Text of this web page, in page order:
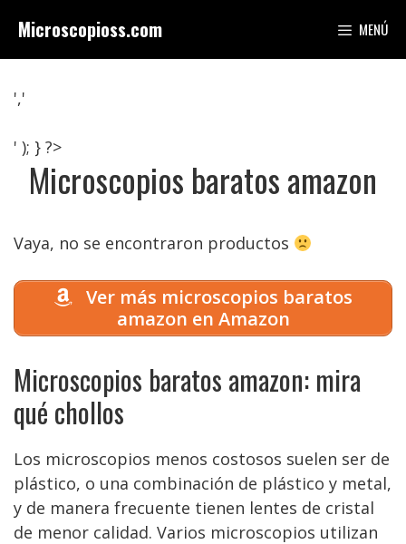
contenido
Microscopioss.com MENÚ
','
' ); } ?>
Microscopios baratos amazon
Vaya, no se encontraron productos
Ver más microscopios baratos
amazon en Amazon
Microscopios baratos amazon: mira
qué chollos
Los microscopios menos costosos suelen ser de
plástico, o una combinación de plástico y metal,
y de manera frecuente tienen lentes de cristal
de menor calidad. Varios microscopios utilizan